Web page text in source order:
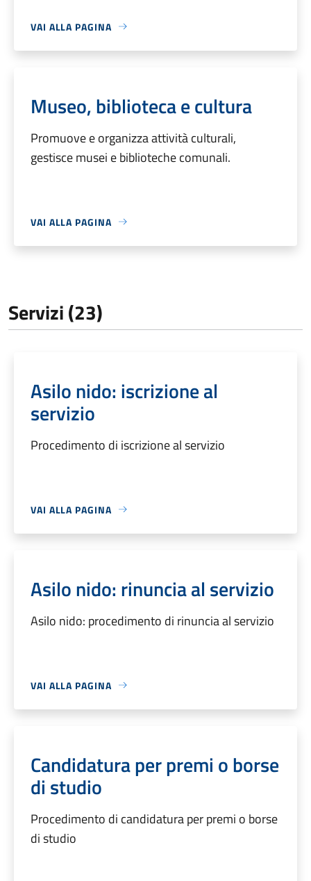
VAI ALLA PAGINA
Museo, biblioteca e cultura
Promuove e organizza attività culturali,
gestisce musei e biblioteche comunali.
VAI ALLA PAGINA
Servizi (23)
Asilo nido: iscrizione al
servizio
Procedimento di iscrizione al servizio
VAI ALLA PAGINA
Asilo nido: rinuncia al servizio
Asilo nido: procedimento di rinuncia al servizio
VAI ALLA PAGINA
Candidatura per premi o borse
di studio
Procedimento di candidatura per premi o borse
di studio